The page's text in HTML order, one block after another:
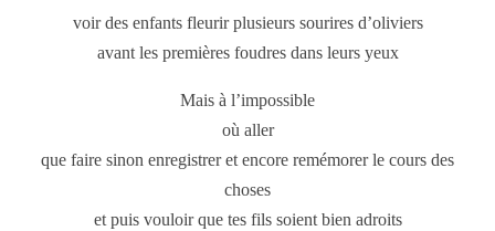
voir des enfants fleurir plusieurs sourires d’oliviers
avant les premières foudres dans leurs yeux
Mais à l’impossible
où aller
que faire sinon enregistrer et encore remémorer le cours des
choses
et puis vouloir que tes fils soient bien adroits